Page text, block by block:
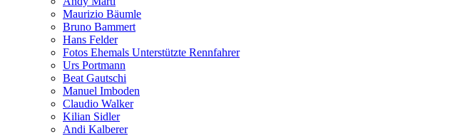
Maurizio Bäumle
Bruno Bammert
Hans Felder
Fotos Ehemals Unterstützte Rennfahrer
Urs Portmann
Beat Gautschi
Manuel Imboden
Claudio Walker
Kilian Sidler
Andi Kalberer